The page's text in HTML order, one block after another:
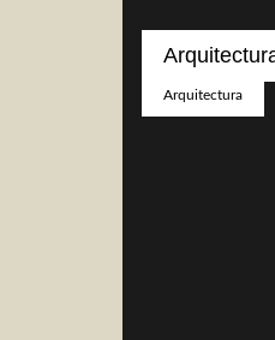
Arquitectura